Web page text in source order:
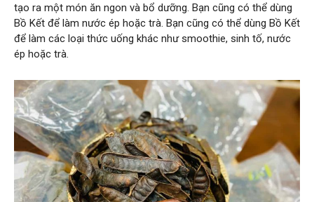
tạo ra một món ăn ngon và bổ dưỡng. Bạn cũng có thể dùng
Bồ Kết để làm nước ép hoặc trà. Bạn cũng có thể dùng Bồ Kết
để làm các loại thức uống khác như smoothie, sinh tố, nước
ép hoặc trà.